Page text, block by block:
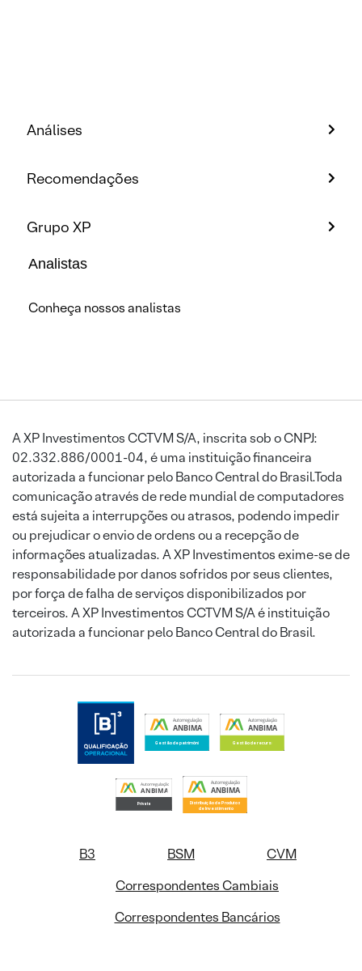
Análises
Recomendações
Grupo XP
Analistas
Conheça nossos analistas
A XP Investimentos CCTVM S/A, inscrita sob o CNPJ:
02.332.886/0001-04, é uma instituição financeira
autorizada a funcionar pelo Banco Central do Brasil.Toda
comunicação através de rede mundial de computadores
está sujeita a interrupções ou atrasos, podendo impedir
ou prejudicar o envio de ordens ou a recepção de
informações atualizadas. A XP Investimentos exime-se de
responsabilidade por danos sofridos por seus clientes,
por força de falha de serviços disponibilizados por
terceiros. A XP Investimentos CCTVM S/A é instituição
autorizada a funcionar pelo Banco Central do Brasil.
B3 BSM
CVM
Correspondentes Cambiais
Correspondentes Bancários